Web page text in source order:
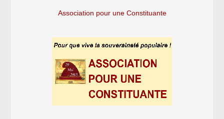
Association pour une Constituante